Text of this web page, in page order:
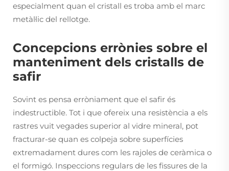
especialment quan el cristall es troba amb el marc
metàl·lic del rellotge.
Concepcions errònies sobre el
manteniment dels cristalls de
safir
Sovint es pensa erròniament que el safir és
indestructible. Tot i que ofereix una resistència a els
rastres vuit vegades superior al vidre mineral, pot
fracturar-se quan es colpeja sobre superfícies
extremadament dures com les rajoles de ceràmica o
el formigó. Inspeccions regulars de les fissures de la